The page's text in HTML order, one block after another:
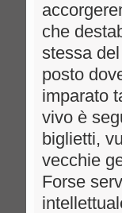
che
stessa
posto
imparato
vivo è
biglietti,
vecchie
Forse